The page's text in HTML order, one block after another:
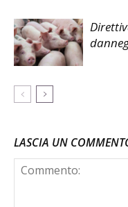
LASCIA UN